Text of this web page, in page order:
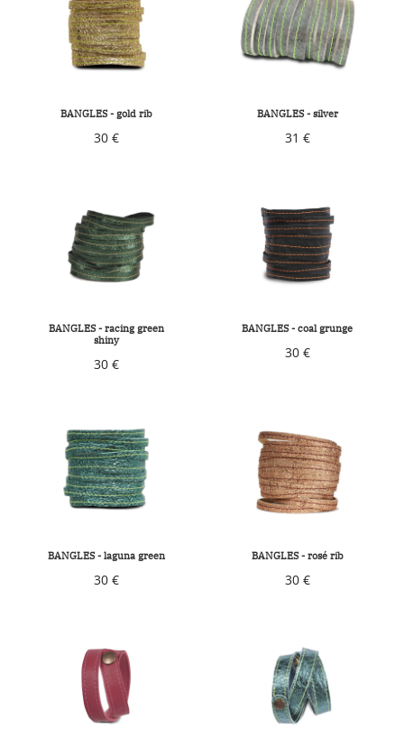
BANGLES - gold rib
30 €
BANGLES - silver
31 €
BANGLES - racing green
shiny
30 €
BANGLES - coal grunge
30 €
BANGLES - laguna green
30 €
BANGLES - rosé rib
30 €